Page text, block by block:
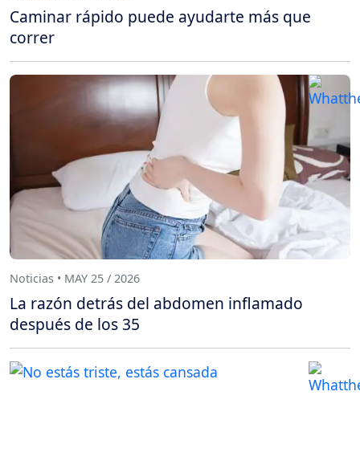
Caminar rápido puede ayudarte más que
correr
Noticias • MAY 25 / 2026
La razón detrás del abdomen inflamado
después de los 35